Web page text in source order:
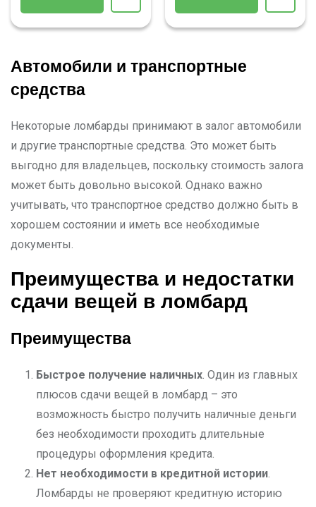
Автомобили и транспортные
средства
Некоторые ломбарды принимают в залог автомобили
и другие транспортные средства. Это может быть
выгодно для владельцев, поскольку стоимость залога
может быть довольно высокой. Однако важно
учитывать, что транспортное средство должно быть в
хорошем состоянии и иметь все необходимые
документы.
Преимущества и недостатки
сдачи вещей в ломбард
Преимущества
Быстрое получение наличных. Один из главных
плюсов сдачи вещей в ломбард – это
возможность быстро получить наличные деньги
без необходимости проходить длительные
процедуры оформления кредита.
Нет необходимости в кредитной истории.
Ломбарды не проверяют кредитную историю